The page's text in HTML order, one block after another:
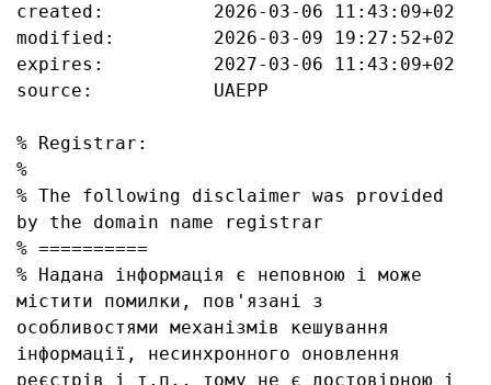
created:          2026-03-06 11:43:09+02
modified:         2026-03-09 19:27:52+02
expires:          2027-03-06 11:43:09+02
source:           UAEPP
% Registrar:
%
% The following disclaimer was provided
by the domain name registrar
% ==========
% Надана інформація є неповною і може
містити помилки, пов'язані з
особливостями механізмів кешування
інформації, несинхронного оновлення
реєстрів і т.п., тому не є достовірною і